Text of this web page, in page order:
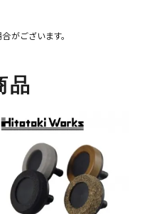
がございます。
品